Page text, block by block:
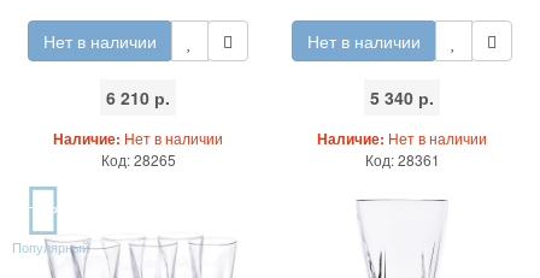
Нет в наличии
6 210 р.
Наличие: Нет в наличии
Код: 28265
Нет в наличии
5 340 р.
Наличие: Нет в наличии
Код: 28361
TOP
Популярный